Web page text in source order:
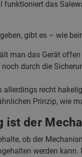
das
gibt es – wie
man das Gerät offen
durch die
allerdings recht
Prinzip, wie
ist der
ob der
werden kann.